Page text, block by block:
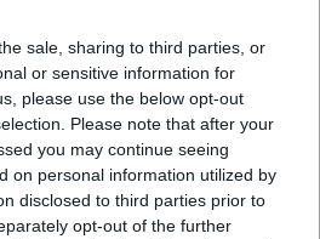
sale, sharing to third parties, or
or sensitive information for
please use the below opt-out
Please note that after your
you may continue seeing
on personal information utilized by
disclosed to third parties prior to
opt-out of the further
τεστ της Εθνικής στο